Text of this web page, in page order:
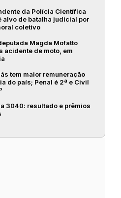
da Polícia Científica
alvo de batalha judicial por
coletivo
Magda Mofatto
acidente de moto, em
tem maior remuneração
do país; Penal é 2ª e Civil
3040: resultado e prêmios